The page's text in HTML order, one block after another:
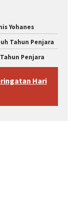
Yohanes
Tahun Penjara
Penjara
Hari